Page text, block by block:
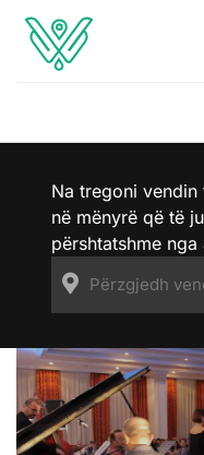
Na tregoni
në mënyrë që të
përshtatshme